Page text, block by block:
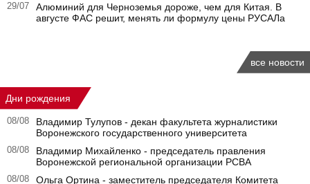
29/07
Алюминий для Черноземья дороже, чем для Китая. В
августе ФАС решит, менять ли формулу цены РУСАЛа
все новости
Дни рождения
08/08
Владимир Тулупов - декан факультета журналистики
Воронежского государственного университета
08/08
Владимир Михайленко - председатель правления
Воронежской региональной организации РСВА
08/08
Ольга Ортина - заместитель председателя Комитета